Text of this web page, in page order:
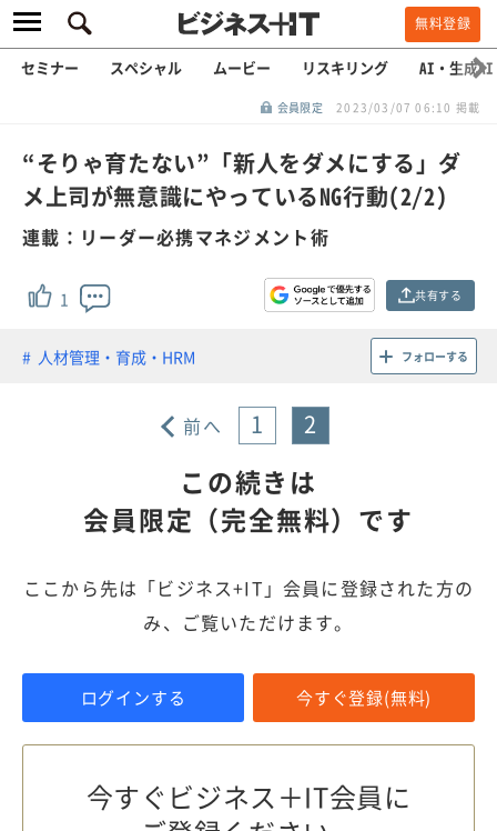
無料登録
セミナー スペシャル ムービー リスキリング AI・生成AI
会員限定 2023/03/07 06:10 掲載
“そりゃ育たない”「新人をダメにする」ダ
メ上司が無意識にやっているNG行動(2/2)
連載：リーダー必携マネジメント術
1 共有する
人材管理・育成・HRM フォローする
前へ 1 2
この続きは
会員限定（完全無料）です
ここから先は「ビジネス+IT」会員に登録された方の
み、ご覧いただけます。
ログインする 今すぐ登録(無料)
今すぐビジネス＋IT会員に